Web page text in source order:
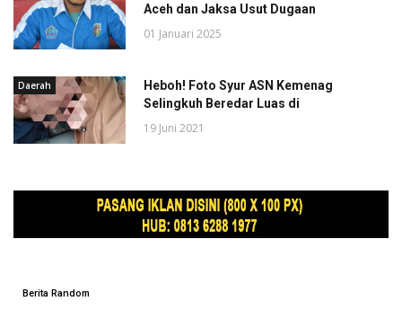
Aceh dan Jaksa Usut Dugaan
01 Januari 2025
Daerah
Heboh! Foto Syur ASN Kemenag
Selingkuh Beredar Luas di
19 Juni 2021
Berita Random